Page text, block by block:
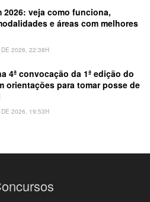
2026: veja como funciona,
e áreas com melhores
2026, 22:38H
4ª convocação da 1ª edição do
orientações para tomar posse de
2026, 19:53H